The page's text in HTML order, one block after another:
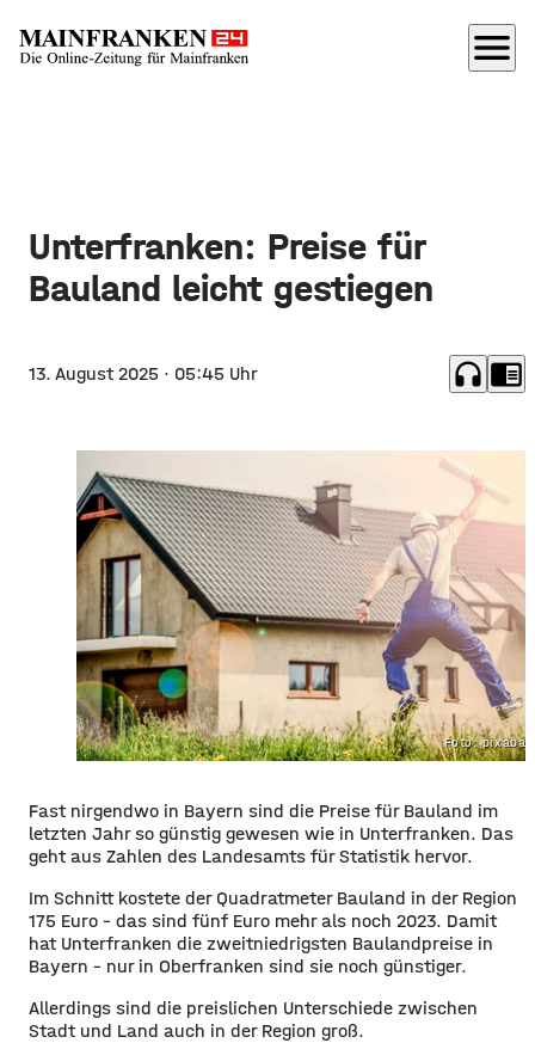
menu
Unterfranken: Preise für
Bauland leicht gestiegen
13. August 2025 · 05:45 Uhr headphones chrome_reader_mode
Foto:
Fast nirgendwo in Bayern sind die Preise für Bauland im
letzten Jahr so günstig gewesen wie in Unterfranken. Das
geht aus Zahlen des Landesamts für Statistik hervor.
Im Schnitt kostete der Quadratmeter Bauland in der Region
175 Euro – das sind fünf Euro mehr als noch 2023. Damit
hat Unterfranken die zweitniedrigsten Baulandpreise in
Bayern – nur in Oberfranken sind sie noch günstiger.
Allerdings sind die preislichen Unterschiede zwischen
Stadt und Land auch in der Region groß.